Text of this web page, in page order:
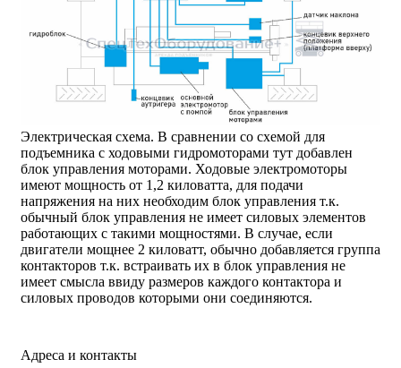
Электрическая схема. В сравнении со схемой для
подъемника с ходовыми гидромоторами тут добавлен
блок управления моторами. Ходовые электромоторы
имеют мощность от 1,2 киловатта, для подачи
напряжения на них необходим блок управления т.к.
обычный блок управления не имеет силовых элементов
работающих с такими мощностями. В случае, если
двигатели мощнее 2 киловатт, обычно добавляется группа
контакторов т.к. встраивать их в блок управления не
имеет смысла ввиду размеров каждого контактора и
силовых проводов которыми они соединяются.
Адреса и контакты